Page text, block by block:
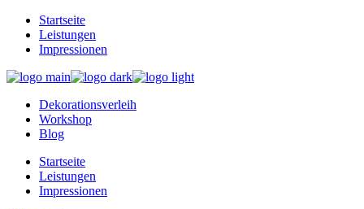
Skip
Startseite
Leistungen
Impressionen
Dekorationsverleih
Workshop
Blog
Startseite
Leistungen
Impressionen